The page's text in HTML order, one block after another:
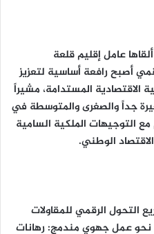
عامل إقليم قلعة
أصبح رافعة أساسية لتعزيز
الاقتصادية المستدامة، مشيراً
جداً والصغرى والمتوسطة في
التوجيهات الملكية السامية
الوطني.
التحول الرقمي للمقاولات
نحو عمل جهوي مندمج: رهانات